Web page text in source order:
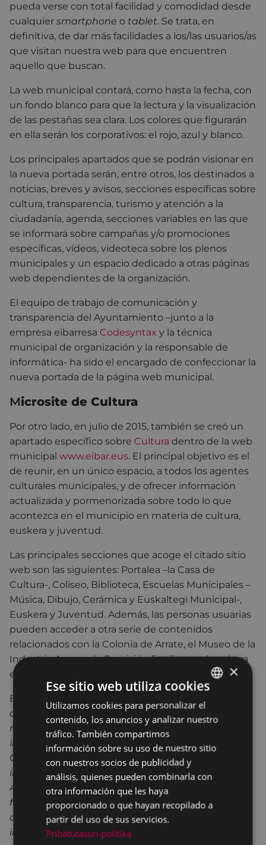
pueda verse con total facilidad y comodidad desde
cualquier smartphone o tablet. Se trata, en
definitiva, de dar más facilidades a los/las usuarios/as
que visitan nuestra web para que encuentren
aquello que buscan.
La web municipal contará, como hasta la fecha, con
un fondo blanco para que la lectura y la visualización
de las pestañas sea clara. Los colores que figurarán
en ella serán los corporativos: el rojo, azul y blanco.
Los principales apartados que se podrán visionar en
la nueva portada serán, entre otros, los destinados a
noticias, breves y avisos, secciones específicas sobre
cultura, transparencia, turismo y atención a la
ciudadanía, agenda, secciones variables en las que
se informará sobre campañas y/o promociones
específicas, vídeos, videoteca sobre los plenos
municipales y un espacio dedicado a otras páginas
web dependientes de la organización.
El equipo de trabajo de comunicación y
transparencia del Ayuntamiento –junto a la
empresa eibarresa Codesyntax y la técnica
municipal de organización y la responsable de
informática- ha sido el encargado de confeccionar la
nueva portada de la página web municipal.
Microsite de Cultura
Por otro lado, en julio de 2015, también se creó un
apartado específico sobre Cultura dentro de la web
municipal www.eibar.eus. El principal objetivo es el
de reunir, en un único espacio, a todos los agentes
culturales municipales, y de ofrecer información
actualizada y pormenorizada sobre todo lo que
acontezca en el municipio en materia de cultura,
euskera y juventud.
Las principales secciones que acoge el citado sitio
web son las siguientes: Portalea –la Casa de
Cultura-, Coliseo, Biblioteca, Escuelas Municipales –
Música, Dibujo, Cerámica y Euskaltegi Municipal-,
Euskera y Juventud. Además, las personas usuarias
pueden acceder a otra serie de contenidos
relacionados con la Colonia de Arrate, el Museo de la
Industria Armera, la Comisión Egoibarra, el euskera
eibarrés, e incluso las fiestas del municipio.
En palabras de la concejala Ana Telleria, “
el objetivo
de este rediseño de la portada de la web
municipal sigue siendo el mismo que cuando, a
inicios de este Mandato, se creó la Delegación de
Gobierno Abierto: acercar a la ciudadanía su
institución más próxima, el Ayuntamiento, su
Ayuntamiento, y estamos convencidos de que
facilitando a eibarreses y eibarresas y demás
ciudadanos/as que entren en la web municipal
información detallada, verdadera y útil sobre la
BASQUE
SPANISH
×
Ese sitio web utiliza cookies
Utilizamos cookies para personalizar el
contenido, los anuncios y analizar nuestro
tráfico. También compartimos
información sobre su uso de nuestro sitio
con nuestros socios de publicidad y
análisis, quienes pueden combinarla con
otra información que les haya
proporcionado o que hayan recopilado a
partir del uso de sus servicios.
Pribatutasun-politika